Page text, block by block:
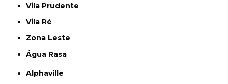
Vila Prudente
Vila Ré
Zona Leste
Água Rasa
Alphaville